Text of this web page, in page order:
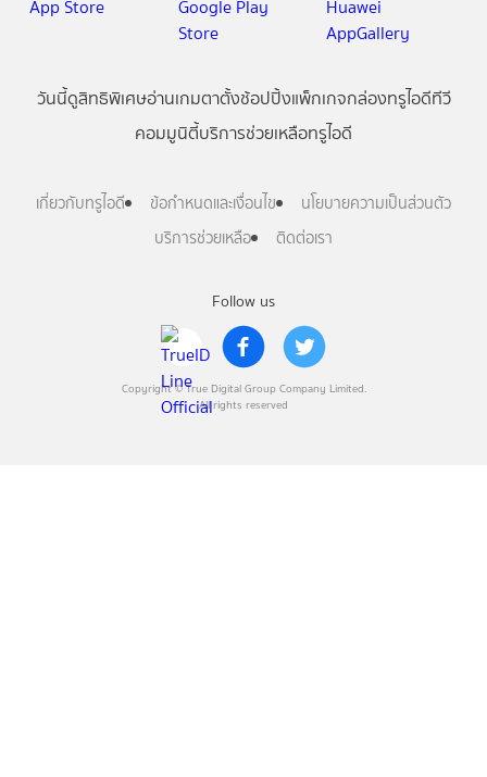
Follow us
Copyright © True Digital Group Company Limited.
All rights reserved
วันนี้ดูสิทธิพิเศษอ่านเกมตาตั้งช้อปปิ้งแพ็กเกจกล่องทรูไอดีทีวี
คอมมูนิตี้บริการช่วยเหลือทรูไอดี
เกี่ยวกับทรูไอดี ข้อกำหนดและเงื่อนไข
นโยบายความเป็นส่วนตัว
บริการช่วยเหลือ
ติดต่อเรา